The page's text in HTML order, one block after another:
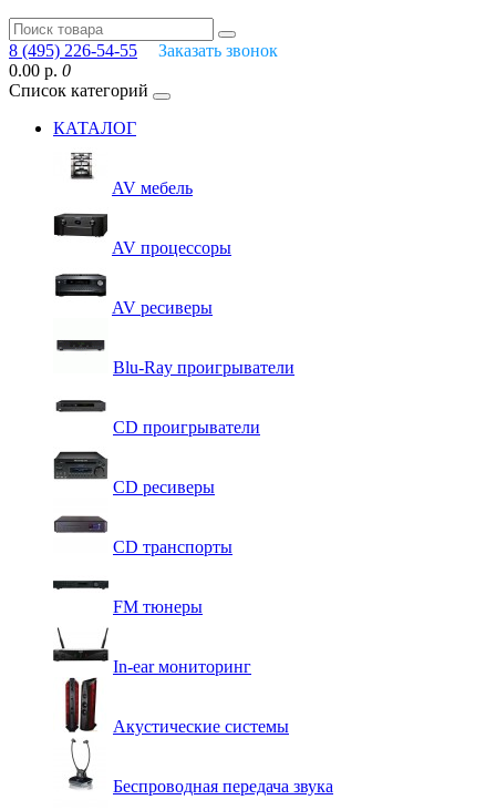
8 (495) 226-54-55
Заказать звонок
0.00 р. 0
Список категорий
КАТАЛОГ
AV мебель
AV процессоры
AV ресиверы
Blu-Ray проигрыватели
CD проигрыватели
CD ресиверы
CD транспорты
FM тюнеры
In-ear мониторинг
Акустические системы
Беспроводная передача звука